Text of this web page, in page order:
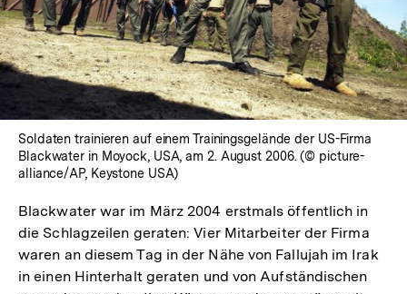
Soldaten trainieren auf einem Trainingsgelände der US-Firma
Blackwater in Moyock, USA, am 2. August 2006. (© picture-
alliance/AP, Keystone USA)
Blackwater war im März 2004 erstmals öffentlich in
die Schlagzeilen geraten: Vier Mitarbeiter der Firma
waren an diesem Tag in der Nähe von Fallujah im Irak
in einen Hinterhalt geraten und von Aufständischen